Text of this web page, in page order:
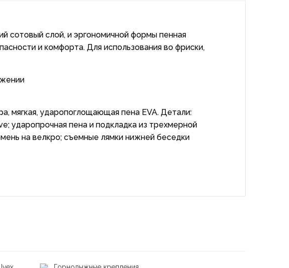
сотовый слой, и эргономичной формы пенная
и комфорта. Для использования во фриски,
мягкая, ударопоглощающая пена EVA. Детали:
ударопрочная пена и подкладка из трехмерной
на велкро; съемные лямки нижней беседки